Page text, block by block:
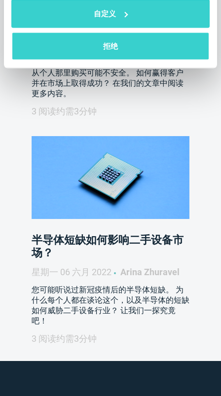
自定义
拒绝
是什么？
从个人那里购买可能不安全。 如何赢得客户
并在市场上取得成功？ 在我们的文章中阅读
更多内容。
3 阅读约需3分钟
半导体短缺如何影响二手设备市
场？
星期一 06 六月 2022 Arina Zhuravel
您可能听说过新冠疫情后的半导体短缺。 为
什么每个人都在谈论这个，以及半导体的短缺
如何威胁二手设备行业？ 让我们一探究竟
吧！
3 阅读约需3分钟